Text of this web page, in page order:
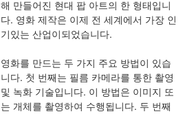
해 만들어진 현대 팝 아트의 한 형태입니
다. 영화 제작은 이제 전 세계에서 가장 인
기있는 산업이되었습니다.
영화를 만드는 두 가지 주요 방법이 있습
니다. 첫 번째는 필름 카메라를 통한 촬영
및 녹화 기술입니다. 이 방법은 이미지 또
는 개체를 촬영하여 수행됩니다. 두 번째